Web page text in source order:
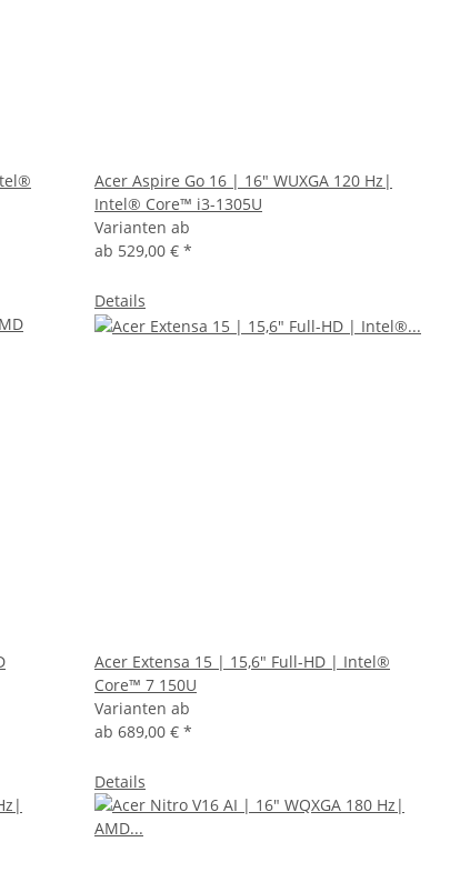
Acer Aspire Go 16 | 16" WUXGA 120 Hz|
Intel® Core™ i3-1305U
Varianten ab
ab 529,00 € *
Details
Acer Extensa 15 | 15,6" Full-HD | Intel®
Core™ 7 150U
Varianten ab
ab 689,00 € *
Details